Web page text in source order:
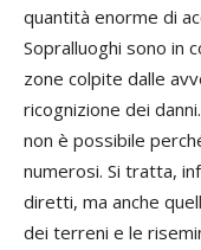
quantità enorme di
Sopralluoghi sono in
zone colpite dalle
ricognizione dei
non è possibile
numerosi. Si tratta,
diretti, ma anche
dei terreni e le